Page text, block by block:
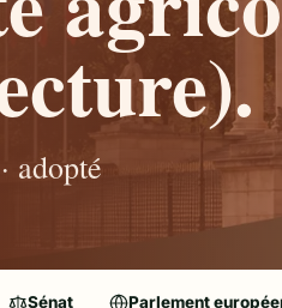
adopté
Sénat Parlement